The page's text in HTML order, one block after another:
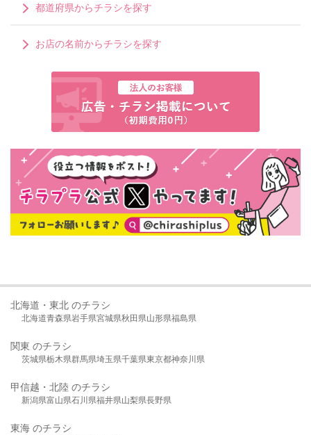
都道府県からチラシを探す
お店の名前からチラシを探す
北海道・東北 のチラシ
北海道青森県岩手県宮城県秋田県山形県福島県
関東 のチラシ
茨城県栃木県群馬県埼玉県千葉県東京都神奈川県
甲信越・北陸 のチラシ
新潟県富山県石川県福井県山梨県長野県
東海 のチラシ